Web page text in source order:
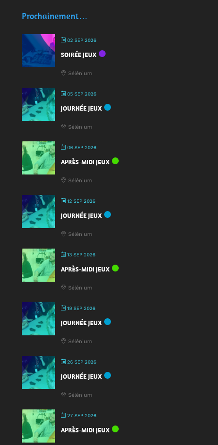
Prochainement…
02 SEP 2026
SOIRÉE JEUX
Sélénium
05 SEP 2026
JOURNÉE JEUX
Sélénium
06 SEP 2026
APRÈS-MIDI JEUX
Sélénium
12 SEP 2026
JOURNÉE JEUX
Sélénium
13 SEP 2026
APRÈS-MIDI JEUX
Sélénium
19 SEP 2026
JOURNÉE JEUX
Sélénium
26 SEP 2026
JOURNÉE JEUX
Sélénium
27 SEP 2026
APRÈS-MIDI JEUX